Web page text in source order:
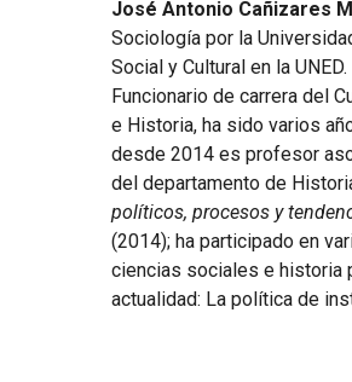
José Antonio Cañizares
Sociología por la
Social y Cultural en la
Funcionario de carrera del
e Historia, ha sido varios
desde 2014 es profesor
del departamento de
políticos, procesos y
(2014); ha participado en
ciencias sociales e historia
actualidad: La política de